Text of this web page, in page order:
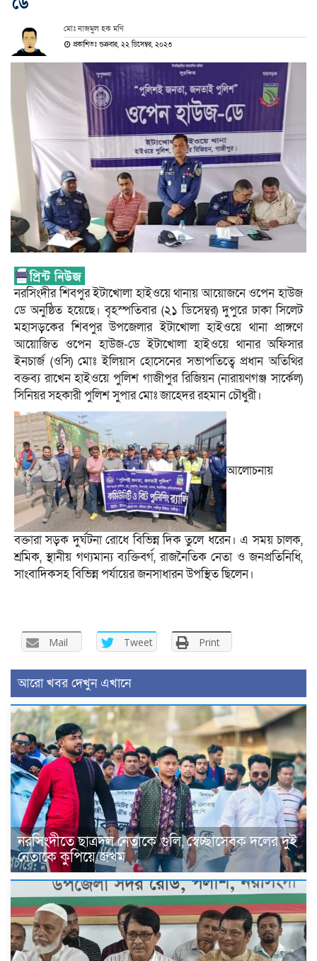
মোঃ নাজমুল হক মণি
প্রকাশিতঃ শুক্রবার, ২২ ডিসেম্বর, ২০২৩
নরসিংদীর শিবপুর ইটাখোলা হাইওয়ে থানায় আয়োজনে ওপেন হাউজ
ডে অনুষ্ঠিত হয়েছে। বৃহস্পতিবার (২১ ডিসেম্বর) দুপুরে ঢাকা সিলেট
মহাসড়কের শিবপুর উপজেলার ইটাখোলা হাইওয়ে থানা প্রাঙ্গণে
আয়োজিত ওপেন হাউজ-ডে ইটাখোলা হাইওয়ে থানার অফিসার
ইনচার্জ (ওসি) মোঃ ইলিয়াস হোসেনের সভাপতিত্বে প্রধান অতিথির
বক্তব্য রাখেন হাইওয়ে পুলিশ গাজীপুর রিজিয়ন (নারায়ণগঞ্জ সার্কেল)
সিনিয়র সহকারী পুলিশ সুপার মোঃ জাহেদর রহমান চৌধুরী।
আলোচনায়
বক্তারা সড়ক দুর্ঘটনা রোধে বিভিন্ন দিক তুলে ধরেন। এ সময় চালক,
শ্রমিক, স্থানীয় গণ্যমান্য ব্যক্তিবর্গ, রাজনৈতিক নেতা ও জনপ্রতিনিধি,
সাংবাদিকসহ বিভিন্ন পর্যায়ের জনসাধারন উপস্থিত ছিলেন।
Mail Tweet Print
আরো খবর দেখুন এখানে
নরসিংদীতে ছাত্রদল নেতাকে গুলি, স্বেচ্ছাসেবক দলের দুই
নেতাকে কুপিয়ে জখম